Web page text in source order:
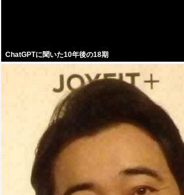
ChatGPTに聞いた10年後の18期